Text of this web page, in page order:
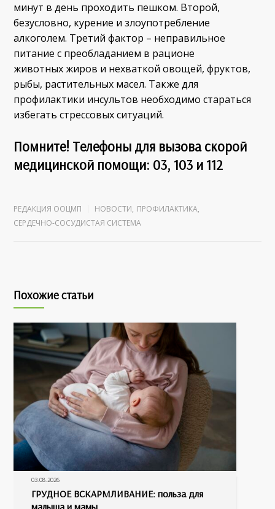
минут в день проходить пешком. Второй,
безусловно, курение и злоупотребление
алкоголем. Третий фактор – неправильное
питание с преобладанием в рационе
животных жиров и нехваткой овощей, фруктов,
рыбы, растительных масел. Также для
профилактики инсультов необходимо стараться
избегать стрессовых ситуаций.
Помните! Телефоны для вызова скорой
медицинской помощи: 03, 103 и 112
РЕДАКЦИЯ ООЦМП НОВОСТИ, ПРОФИЛАКТИКА,
СЕРДЕЧНО-СОСУДИСТАЯ СИСТЕМА
Похожие статьи
03.08.2026
ГРУДНОЕ ВСКАРМЛИВАНИЕ: польза для
малыша и мамы